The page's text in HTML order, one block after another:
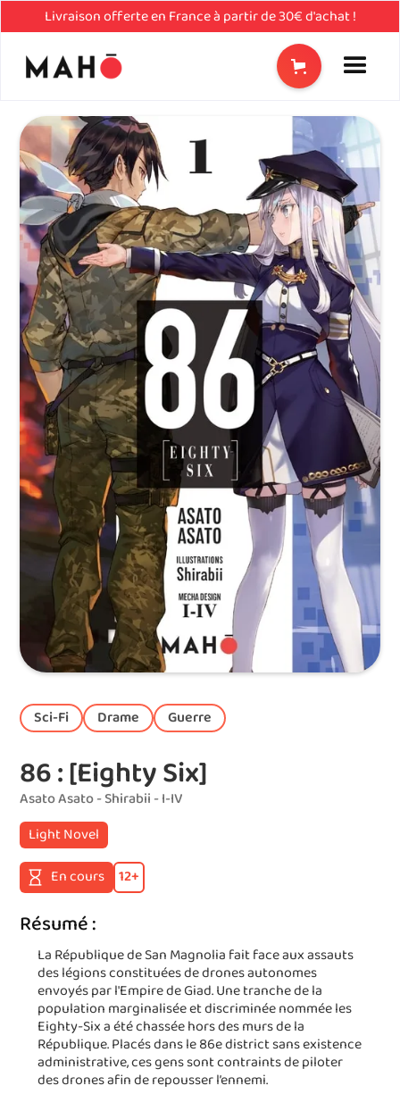
Livraison offerte en France à partir de 30€ d'achat !
Sci-Fi Drame Guerre
86 : [Eighty Six]
Asato Asato - Shirabii - I-IV
Light Novel
En cours
12+
Résumé :
La République de San Magnolia fait face aux assauts
des légions constituées de drones autonomes
envoyés par l'Empire de Giad. Une tranche de la
population marginalisée et discriminée nommée les
Eighty-Six a été chassée hors des murs de la
République. Placés dans le 86e district sans existence
administrative, ces gens sont contraints de piloter
des drones afin de repousser l’ennemi.